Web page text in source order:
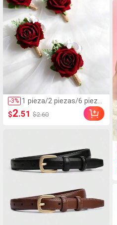
-3% 1 pieza/2 piezas/6 pieza
s Rosa Burdeos Premiu
m con Hortensia Blanca
Mujeres, Adecuado para
Novio & Novia Decoració
n de Boda, Banquete, Bail
$2.51 $2.60